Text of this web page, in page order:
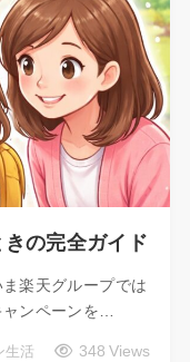
の完全ガイド
楽天グループでは
ンペーンを…
生活 348 Views